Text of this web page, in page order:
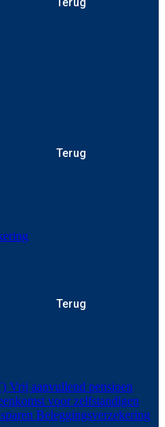
Terug
Terug
Vrij aanvullend pensioen
voor zelfstandigen
Beleggingsverzekering